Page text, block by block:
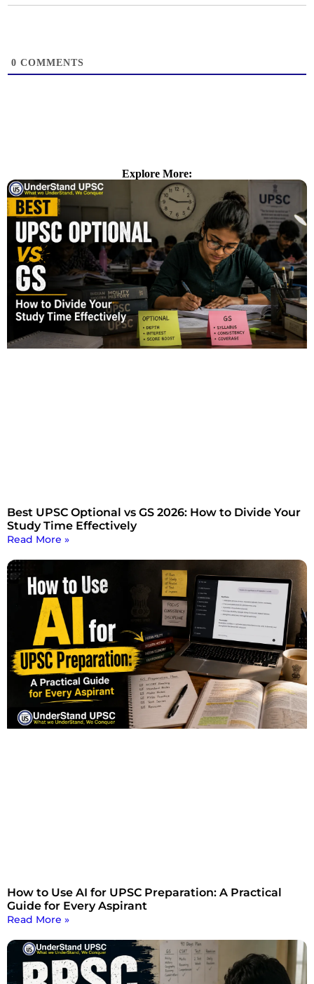
0 COMMENTS
Explore More:
Best UPSC Optional vs GS 2026: How to Divide Your
Study Time Effectively
Read More »
How to Use AI for UPSC Preparation: A Practical
Guide for Every Aspirant
Read More »